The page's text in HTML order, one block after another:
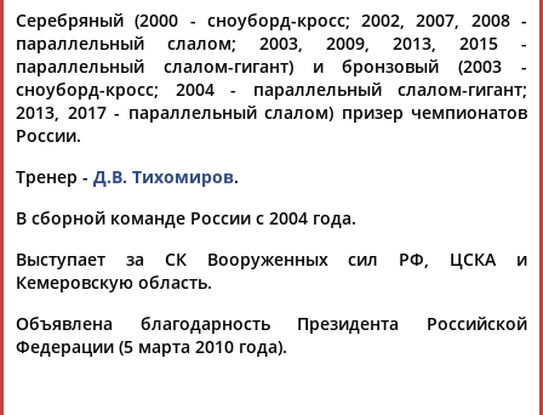
Каримжан
АБДРАХМАНОВ
Аделя
АБДРАХМАНОВА
Андрей
Герман
Серебряный (2000 - сноуборд-кросс; 2002, 2007, 2008 -
параллельный слалом; 2003, 2009, 2013, 2015 -
параллельный слалом-гигант) и бронзовый (2003 -
сноуборд-кросс; 2004 - параллельный слалом-гигант;
2013, 2017 - параллельный слалом) призер чемпионатов
России.
Тренер - Д.В. Тихомиров.
В сборной команде России с 2004 года.
Выступает за СК Вооруженных сил РФ, ЦСКА и
Кемеровскую область.
Объявлена благодарность Президента Российской
Федерации (5 марта 2010 года).